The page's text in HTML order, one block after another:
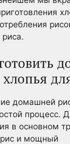
риса.
домашней
процесс.
в основном
и мощный